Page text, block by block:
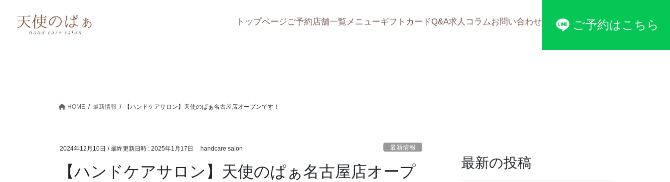
トップページご予約店舗一覧メニューギフトカードQ&A求人 コラムお問い合わせ ご予約はこちら
HOME 最新情報 【ハンドケアサロン】天使のぱぁ名古屋店オープンです！
2024年12月10日 / 最終更新日時 : 2025年1月17日 handcare salon 最新情報
【ハンドケアサロン】天使のぱぁ名古屋店オープ
最新の投稿